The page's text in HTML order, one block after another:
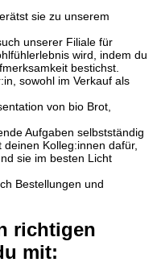
sie zu unserem
unserer Filiale für
wird, indem du
bestichst.
sowohl im Verkauf als
von bio Brot,
Aufgaben selbstständig
Kolleg:innen dafür,
sie im besten Licht
Bestellungen und
richtigen
mit: